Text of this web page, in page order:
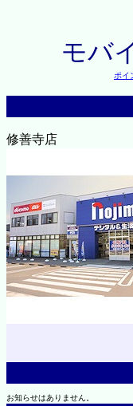
モバ
ポイ
修善寺店
お知らせはありません。